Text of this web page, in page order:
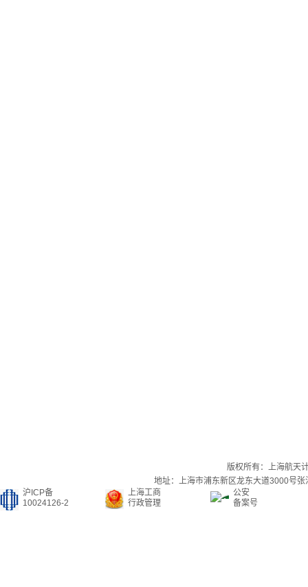
版权所有：上海航天
地址：上海市浦东新区龙东大道3000号
沪ICP备
10024126-2
上海工商
行政管理
公安
备案号